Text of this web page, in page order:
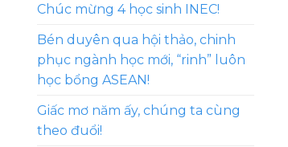
Chúc mừng 4 học sinh INEC!
Bén duyên qua hội thảo, chinh
phục ngành học mới, “rinh” luôn
học bổng ASEAN!
Giấc mơ năm ấy, chúng ta cùng
theo đuổi!